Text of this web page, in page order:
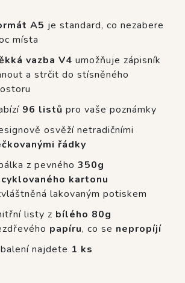
A5 je standard, co nezabere
místa
vazba V4 umožňuje zápisník
a strčit do stísněného
96 listů pro vaše poznámky
osvěží netradičními
řádky
z pevného 350g
kartonu
lakovaným potiskem
listy z bílého 80g
papíru, co se nepropíjí
najdete 1 ks